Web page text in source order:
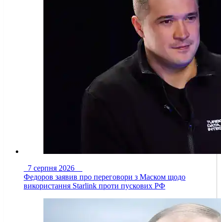
7 серпня 2026
Федоров заявив про переговори з Маском щодо
використання Starlink проти пускових РФ